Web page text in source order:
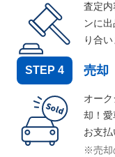
査定内
ンに
り合
STEP 4 売却
オー
却！
お支払
※売却